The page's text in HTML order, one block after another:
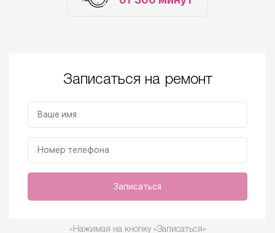
Записаться на ремонт
Записаться
«Нажимая на кнопку «Записаться»